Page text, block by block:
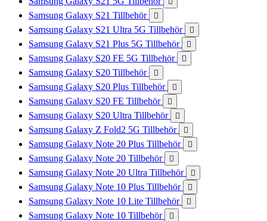
Samsung Galaxy S21 Tillbehör 
Samsung Galaxy S21 Ultra 5G Tillbehör 
Samsung Galaxy S21 Plus 5G Tillbehör 
Samsung Galaxy S20 FE 5G Tillbehör 
Samsung Galaxy S20 Tillbehör 
Samsung Galaxy S20 Plus Tillbehör 
Samsung Galaxy S20 FE Tillbehör 
Samsung Galaxy S20 Ultra Tillbehör 
Samsung Galaxy Z Fold2 5G Tillbehör 
Samsung Galaxy Note 20 Plus Tillbehör 
Samsung Galaxy Note 20 Tillbehör 
Samsung Galaxy Note 20 Ultra Tillbehör 
Samsung Galaxy Note 10 Plus Tillbehör 
Samsung Galaxy Note 10 Lite Tillbehör 
Samsung Galaxy Note 10 Tillbehör 